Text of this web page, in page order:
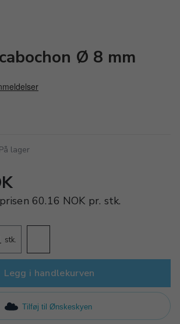
Ø 8 mm
På lager
60.16 NOK pr. stk.
stk.
Legg i handlekurven
Tilføj til Ønskeskyen